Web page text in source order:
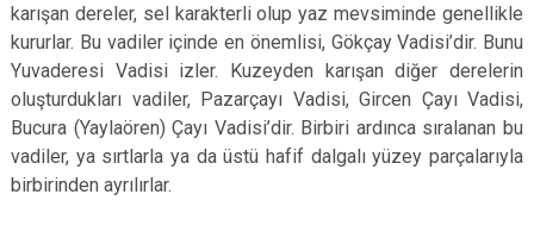
karışan dereler, sel karakterli olup yaz mevsiminde genellikle
kururlar. Bu vadiler içinde en önemlisi, Gökçay Vadisi’dir. Bunu
Yuvaderesi Vadisi izler. Kuzeyden karışan diğer derelerin
oluşturdukları vadiler, Pazarçayı Vadisi, Gircen Çayı Vadisi,
Bucura (Yaylaören) Çayı Vadisi’dir. Birbiri ardınca sıralanan bu
vadiler, ya sırtlarla ya da üstü hafif dalgalı yüzey parçalarıyla
birbirinden ayrılırlar.